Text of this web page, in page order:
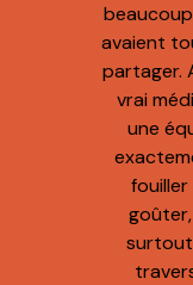
avaient
partager.
vrai
une
fouiller